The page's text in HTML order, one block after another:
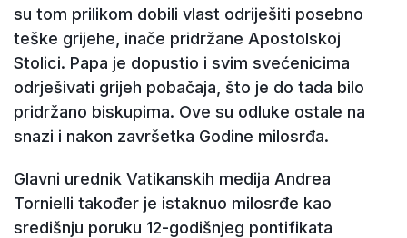
su tom prilikom dobili vlast odriješiti posebno
teške grijehe, inače pridržane Apostolskoj
Stolici. Papa je dopustio i svim svećenicima
odrješivati grijeh pobačaja, što je do tada bilo
pridržano biskupima. Ove su odluke ostale na
snazi i nakon završetka Godine milosrđa.
Glavni urednik Vatikanskih medija Andrea
Tornielli također je istaknuo milosrđe kao
središnju poruku 12-godišnjeg pontifikata